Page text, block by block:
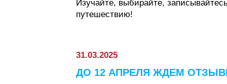
Изучайте, выбирайте,
путешествию!
31.03.2025
ДО 12 АПРЕЛЯ ЖДЕМ